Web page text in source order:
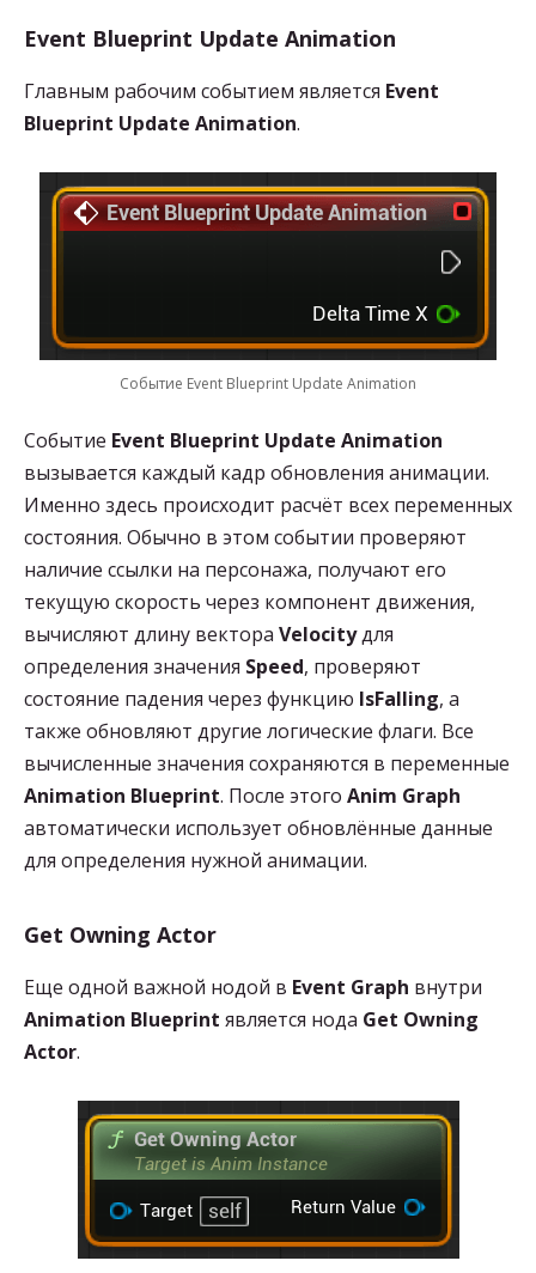
Event Blueprint Update Animation
Главным рабочим событием является Event
Blueprint Update Animation.
Событие Event Blueprint Update Animation
Событие Event Blueprint Update Animation
вызывается каждый кадр обновления анимации.
Именно здесь происходит расчёт всех переменных
состояния. Обычно в этом событии проверяют
наличие ссылки на персонажа, получают его
текущую скорость через компонент движения,
вычисляют длину вектора Velocityдля
определения значения Speed, проверяют
состояние падения через функцию IsFalling, а
также обновляют другие логические флаги. Все
вычисленные значения сохраняются в переменные
Animation Blueprint. После этого Anim Graph
автоматически использует обновлённые данные
для определения нужной анимации.
Get Owning Actor
Еще одной важной нодой в Event Graph внутри
Animation Blueprint является нода Get Owning
Actor.